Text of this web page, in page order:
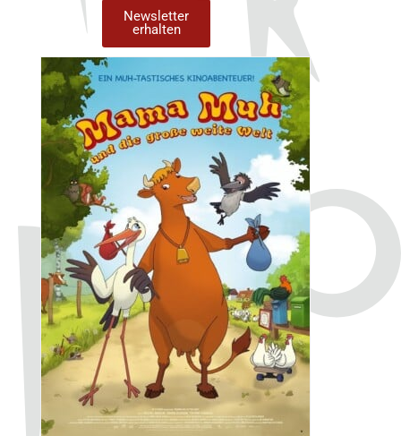
Newsletter
erhalten